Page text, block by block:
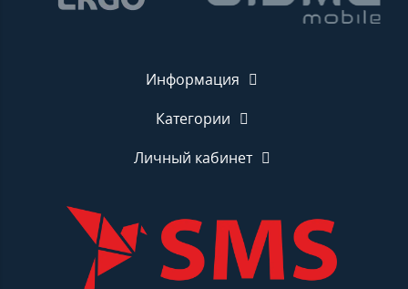
Информация
Категории
Личный кабинет